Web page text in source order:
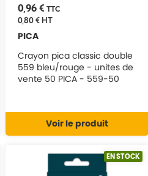
0,96 € TTC
0,80 €HT
PICA
Crayon pica classic double
559 bleu/rouge - unites de
vente 50 PICA - 559-50
Voir le produit
EN STOCK